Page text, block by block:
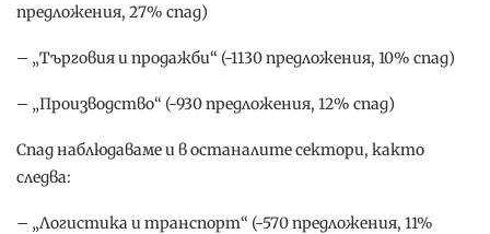
предложения, 27% спад)
– „Търговия и продажби“ (-1130 предложения, 10% спад)
– „Производство“ (-930 предложения, 12% спад)
Спад наблюдаваме и в останалите сектори, както
следва:
– „Логистика и транспорт“ (-570 предложения, 11%